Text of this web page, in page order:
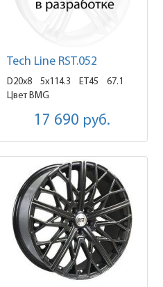
Tech Line RST.052
D20x8 5x114.3 ET45
67.1
Цвет BMG
17 690 руб.